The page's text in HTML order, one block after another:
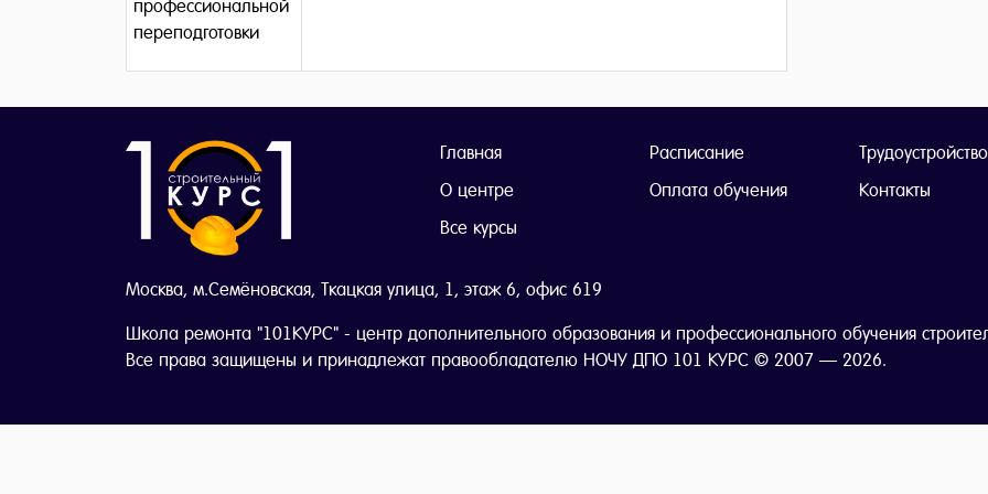
профессиональной
переподготовки
Главная
О центре
Все курсы
Расписание
Оплата обучения
Трудоустройство
Контакты
Москва, м.Семёновская, Ткацкая улица, 1, этаж 6, офис 619
Школа ремонта "101КУРС" - центр дополнительного образования и профессионального обучения
Все права защищены и принадлежат правообладателю НОЧУ ДПО 101 КУРС © 2007 — 2026.